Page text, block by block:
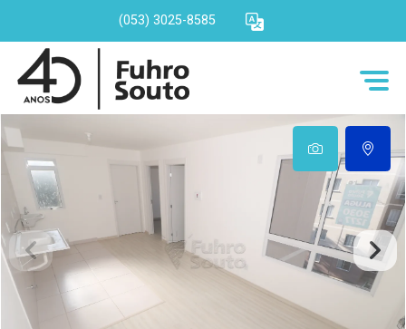
(053) 3025-8585